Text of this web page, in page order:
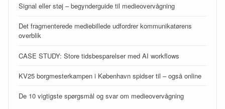
Signal eller støj – begynderguide til medieovervågning
Det fragmenterede mediebillede udfordrer kommunikatørens
overblik
CASE STUDY: Store tidsbesparelser med AI workflows
KV25 borgmesterkampen i København spidser til – også online
De 10 vigtigste spørgsmål og svar om medieovervågning